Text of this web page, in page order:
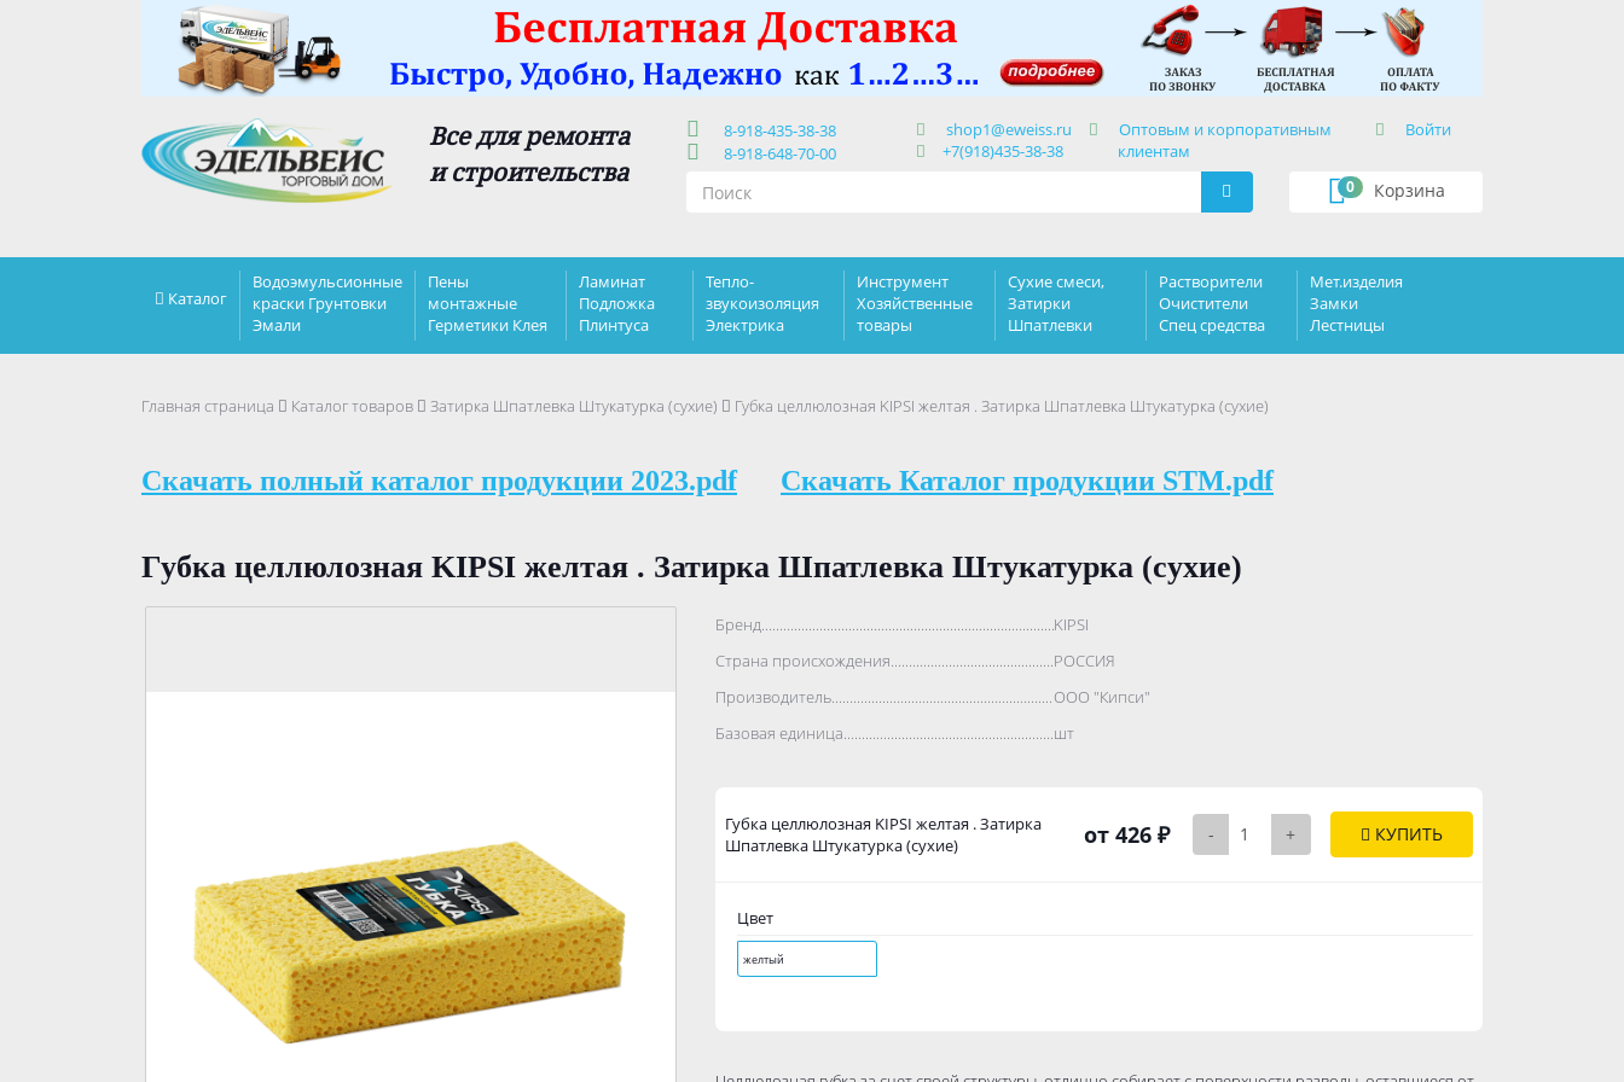
Все для ремонта
и строительства
8-918-435-38-38
8-918-648-70-00
shop1@eweiss.ru
+7(918)435-38-38
Оптовым и корпоративным
клиентам
Войти
Корзина
0
Каталог
Водоэмульсионные
краски Грунтовки
Эмали
Пены
монтажные
Герметики Клея
Ламинат
Подложка
Плинтуса
Тепло-
звукоизоляция
Электрика
Инструмент
Хозяйственные
товары
Сухие смеси,
Затирки
Шпатлевки
Растворители
Очистители
Спец средства
Мет.изделия
Замки
Лестницы
Главная страница Каталог товаров Затирка Шпатлевка Штукатурка (сухие) Губка целлюлозная KIPSI желтая . Затирка Шпатлевка Штукатурка (сухие)
Скачать полный каталог продукции 2023.pdf Скачать Каталог продукции STM.pdf
Губка целлюлозная KIPSI желтая . Затирка Шпатлевка Штукатурка (сухие)
Бренд..................................................................................KIPSI
Страна происхождения..................................................................................
РОССИЯ
Производитель..................................................................................
ООО "Кипси"
Базовая единица..................................................................................
шт
Губка целлюлозная KIPSI желтая . Затирка
Шпатлевка Штукатурка (сухие)
от 426 ₽ - + КУПИТЬ
Цвет
желтый